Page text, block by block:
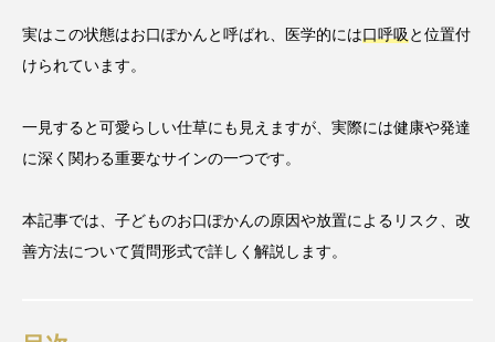
実はこの状態はお口ぽかんと呼ばれ、医学的には口呼吸と位置付
けられています。
一見すると可愛らしい仕草にも見えますが、実際には健康や発達
に深く関わる重要なサインの一つです。
本記事では、子どものお口ぽかんの原因や放置によるリスク、改
善方法について質問形式で詳しく解説します。